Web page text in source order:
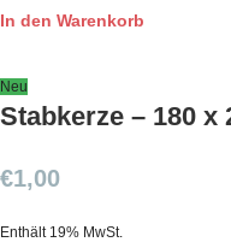
In den Warenkorb
Neu
Stabkerze – 180 x
€1,00
Enthält 19% MwSt.